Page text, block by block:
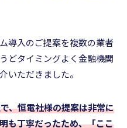
導入のご提案を複数の業者
どタイミングよく金融機関
いただきました。
、恒電社様の提案は非常に
も丁寧だったため、「ここ